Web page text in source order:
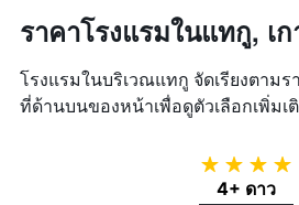
ราคาโรงแรมในแทกู, เ
โรงแรมในบริเวณแทกู จัดเรียงตาม
ที่ด้านบนของหน้าเพื่อดูตัวเลือกเพิ่มเ
4 ดาว
4+ ดาว